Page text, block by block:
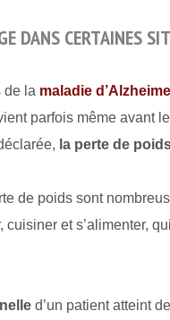
DANS CERTAINES
de la maladie
parfois même avant
la perte de
de poids sont
cuisiner et s’alimenter,
d’un patient atteint